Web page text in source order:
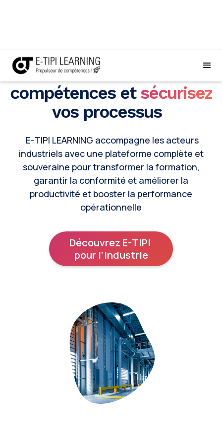
Accélérezla montée en
compétences etsécurisez
vos processus
E-TIPI LEARNING accompagne les acteurs
industriels avec une plateforme complète et
souveraine pour transformer la formation,
garantir la conformité et améliorer la
productivité et booster la performance
opérationnelle
Découvrez E-TIPI
pour l’industrie